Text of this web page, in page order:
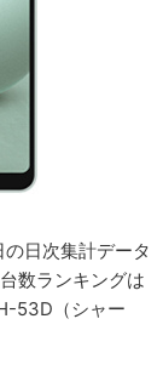
日次集計データ
数ランキングは
53D（シャー